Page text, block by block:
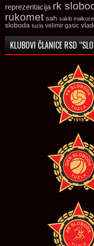
reprezentacija rk
rukomet sah sakib
sloboda tuzla velimir gasic
KLUBOVI ČLANICE RSD